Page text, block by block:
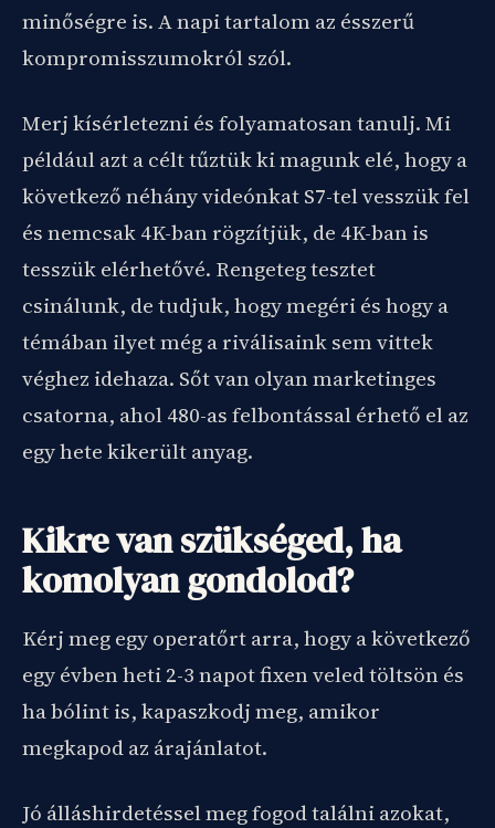
minőségre is. A napi tartalom az ésszerű
kompromisszumokról szól.
Merj kísérletezni és folyamatosan tanulj. Mi
például azt a célt tűztük ki magunk elé, hogy a
következő néhány videónkat S7-tel vesszük fel
és nemcsak 4K-ban rögzítjük, de 4K-ban is
tesszük elérhetővé. Rengeteg tesztet
csinálunk, de tudjuk, hogy megéri és hogy a
témában ilyet még a riválisaink sem vittek
véghez idehaza. Sőt van olyan marketinges
csatorna, ahol 480-as felbontással érhető el az
egy hete kikerült anyag.
Kikre van szükséged, ha
komolyan gondolod?
Kérj meg egy operatőrt arra, hogy a következő
egy évben heti 2-3 napot fixen veled töltsön és
ha bólint is, kapaszkodj meg, amikor
megkapod az árajánlatot.
Jó álláshirdetéssel meg fogod találni azokat,